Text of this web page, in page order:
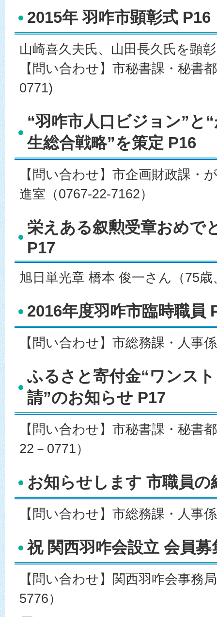
2015年 羽咋市顕彰式 P16
山崎喜久夫氏、山田長久氏を顕彰
【問い合わせ】市秘書課・秘書
0771)
“羽咋市人口ビジョン”と
生総合戦略”を策定 P16
【問い合わせ】市企画財政課・
進室（0767-22-7162）
栄えある叙勲受章おめで
P17
旭日単光章 橋本 俊一さん（75歳
2016年度羽咋市臨時職員
【問い合わせ】市総務課・人事
ふるさと寄付金“ワンス
請”のお知らせ P17
【問い合わせ】市秘書課・秘書
22－0771）
お知らせします 市職員の
【問い合わせ】市総務課・人事
祝 関西羽咋会設立 会員募
【問い合わせ】関西羽咋会事務
5776）